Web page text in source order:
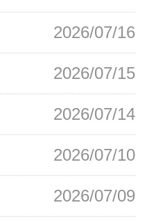
2026/07/16
2026/07/15
2026/07/14
2026/07/10
2026/07/09